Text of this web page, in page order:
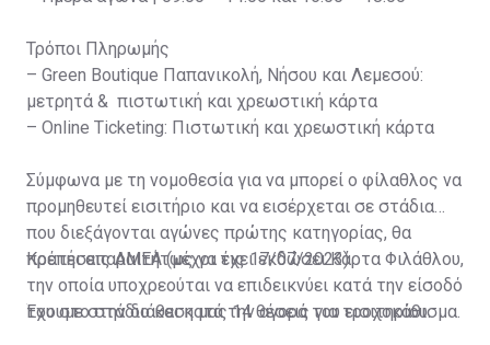
Τρόποι Πληρωμής
– Green Boutique Παπανικολή, Νήσου και Λεμεσού:
μετρητά & πιστωτική και χρεωστική κάρτα
– Online Ticketing: Πιστωτική και χρεωστική κάρτα
Σύμφωνα με τη νομοθεσία για να μπορεί ο φίλαθλος να
προμηθευτεί εισιτήριο και να εισέρχεται σε στάδια
που διεξάγονται αγώνες πρώτης κατηγορίας, θα
πρέπει απαραιτήτως να έχει εκδώσει Κάρτα Φιλάθλου,
την οποία υποχρεούται να επιδεικνύει κατά την είσοδό
του στο στάδιο και κατά την αγορά του εισιτηρίου.
Κρατήσεις ΑΜΕΑ (μέχρι τις 17/07/2023)
Έχουμε στην διάθεση μας 14 θέσεις για τροχοκάθισμα.